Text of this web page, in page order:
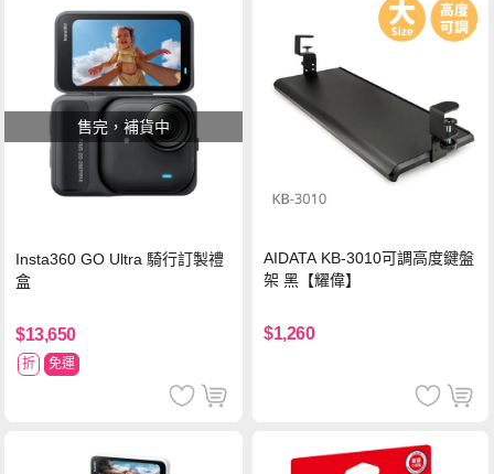
售完，補貨中
Insta360 GO Ultra 騎行訂製禮
盒
$13,650
折 免運
AIDATA KB-3010可調高度鍵盤
架 黑【耀偉】
$1,260